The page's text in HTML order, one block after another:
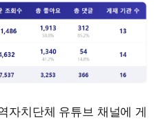
자치단체 유튜브 채널에 게